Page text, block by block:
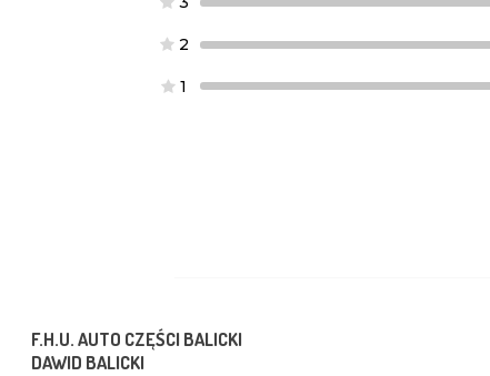
2
1
F.H.U. AUTO CZĘŚCI BALICKI
DAWID BALICKI